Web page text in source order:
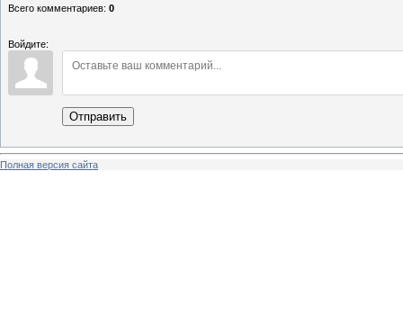
Всего комментариев: 0
Войдите:
Отправить
Полная версия сайта